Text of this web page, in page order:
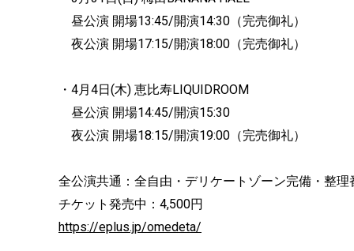
昼公演 開場13:45/開演14:30（完売御礼）
夜公演 開場17:15/開演18:00（完売御礼）
・4月4日(木) 恵比寿LIQUIDROOM
昼公演 開場14:45/開演15:30
夜公演 開場18:15/開演19:00（完売御礼）
全公演共通：全自由・デリケートゾーン完備・整
チケット発売中：4,500円
https://eplus.jp/omedeta/